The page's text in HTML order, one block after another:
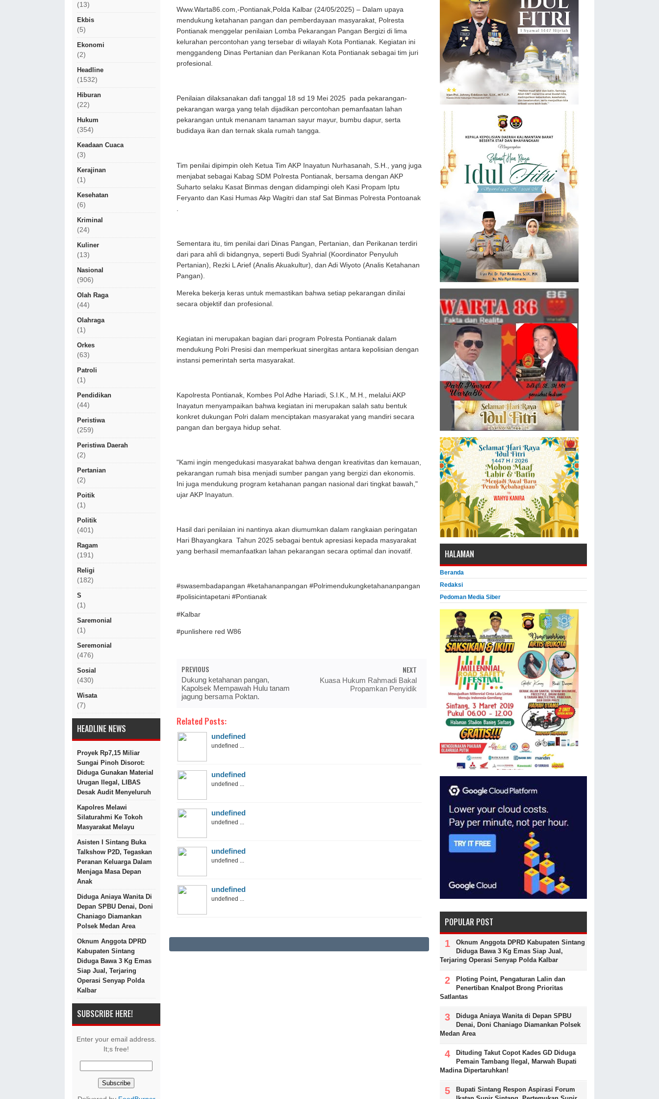
(13)
Ekbis
(5)
Ekonomi
(2)
Headline
(1532)
Hiburan
(22)
Hukum
(354)
Keadaan Cuaca
(3)
Kerajinan
(1)
Kesehatan
(6)
Kriminal
(24)
Kuliner
(13)
Nasional
(906)
Olah Raga
(44)
Olahraga
(1)
Orkes
(63)
Patroli
(1)
Pendidikan
(44)
Peristiwa
(259)
Peristiwa Daerah
(2)
Pertanian
(2)
Poitik
(1)
Politik
(401)
Ragam
(191)
Religi
(182)
S
(1)
Saremonial
(1)
Seremonial
(476)
Sosial
(430)
Wisata
(7)
HEADLINE NEWS
Proyek Rp7,15 Miliar
Sungai Pinoh Disorot:
Diduga Gunakan Material
Urugan Ilegal, LIBAS
Desak Audit Menyeluruh
Kapolres Melawi
Silaturahmi Ke Tokoh
Masyarakat Melayu
Asisten I Sintang Buka
Talkshow P2D, Tegaskan
Peranan Keluarga Dalam
Menjaga Masa Depan
Anak
Diduga Aniaya Wanita Di
Depan SPBU Denai, Doni
Chaniago Diamankan
Polsek Medan Area
Oknum Anggota DPRD
Kabupaten Sintang
Diduga Bawa 3 Kg Emas
Siap Jual, Terjaring
Operasi Senyap Polda
Kalbar
SUBSCRIBE HERE!
Enter your email address.
It;s free!
Www.Warta86.com,-Pontianak,Polda Kalbar (24/05/2025) – Dalam upaya
mendukung ketahanan pangan dan pemberdayaan masyarakat, Polresta
Pontianak menggelar penilaian Lomba Pekarangan Pangan Bergizi di lima
kelurahan percontohan yang tersebar di wilayah Kota Pontianak. Kegiatan ini
menggandeng Dinas Pertanian dan Perikanan Kota Pontianak sebagai tim juri
profesional.
Penilaian dilaksanakan dafi tanggal 18 sd 19 Mei 2025 pada pekarangan-
pekarangan warga yang telah dijadikan percontohan pemanfaatan lahan
pekarangan untuk menanam tanaman sayur mayur, bumbu dapur, serta
budidaya ikan dan ternak skala rumah tangga.
Tim penilai dipimpin oleh Ketua Tim AKP Inayatun Nurhasanah, S.H., yang juga
menjabat sebagai Kabag SDM Polresta Pontianak, bersama dengan AKP
Suharto selaku Kasat Binmas dengan didampingi oleh Kasi Propam Iptu
Feryanto dan Kasi Humas Akp Wagitri dan staf Sat Binmas Polresta Pontoanak
Sementara itu, tim penilai dari Dinas Pangan, Pertanian, dan Perikanan terdiri
dari para ahli di bidangnya, seperti Budi Syahrial (Koordinator Penyuluh
Pertanian), Rezki L Arief (Analis Akuakultur), dan Adi Wiyoto (Analis Ketahanan
Pangan).
Mereka bekerja keras untuk memastikan bahwa setiap pekarangan dinilai
secara objektif dan profesional.
Kegiatan ini merupakan bagian dari program Polresta Pontianak dalam
mendukung Polri Presisi dan memperkuat sinergitas antara kepolisian dengan
instansi pemerintah serta masyarakat.
Kapolresta Pontianak, Kombes Pol Adhe Hariadi, S.I.K., M.H., melalui AKP
Inayatun menyampaikan bahwa kegiatan ini merupakan salah satu bentuk
konkret dukungan Polri dalam menciptakan masyarakat yang mandiri secara
pangan dan bergaya hidup sehat.
"Kami ingin mengedukasi masyarakat bahwa dengan kreativitas dan kemauan,
pekarangan rumah bisa menjadi sumber pangan yang bergizi dan ekonomis.
Ini juga mendukung program ketahanan pangan nasional dari tingkat bawah,"
ujar AKP Inayatun.
Hasil dari penilaian ini nantinya akan diumumkan dalam rangkaian peringatan
Hari Bhayangkara Tahun 2025 sebagai bentuk apresiasi kepada masyarakat
yang berhasil memanfaatkan lahan pekarangan secara optimal dan inovatif.
#swasembadapangan #ketahananpangan #Polrimendukungketahananpangan
#polisicintapetani #Pontianak
#Kalbar
#punlishere red W86
PREVIOUS
Dukung ketahanan pangan,
Kapolsek Mempawah Hulu tanam
jagung bersama Poktan.
NEXT
Kuasa Hukum Rahmadi Bakal
Propamkan Penyidik
Related Posts:
undefined
undefined ...
undefined
undefined ...
undefined
undefined ...
undefined
undefined ...
undefined
undefined ...
HALAMAN
Beranda
Redaksi
Pedoman Media Siber
POPULAR POST
Oknum Anggota DPRD Kabupaten Sintang
Diduga Bawa 3 Kg Emas Siap Jual,
Terjaring Operasi Senyap Polda Kalbar
Ploting Point, Pengaturan Lalin dan
Penertiban Knalpot Brong Prioritas
Satlantas
Diduga Aniaya Wanita di Depan SPBU
Denai, Doni Chaniago Diamankan Polsek
Medan Area
Dituding Takut Copot Kades GD Diduga
Pemain Tambang Ilegal, Marwah Bupati
Madina Dipertaruhkan!
Bupati Sintang Respon Aspirasi Forum